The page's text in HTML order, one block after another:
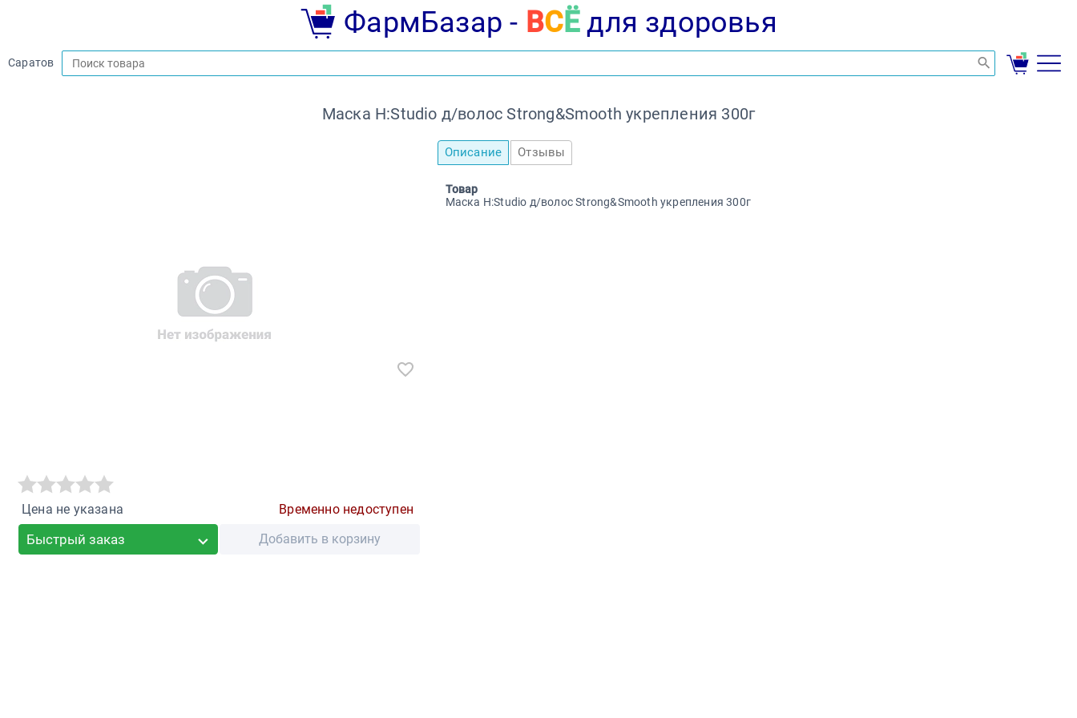
ФармБазар - ВСЁдля здоровья
Саратов
Маска H:Studio д/волос Strong&Smooth укрепления 300г
Цена не указана Временно недоступен
Быстрый заказ Добавить в корзину
Описание Отзывы
Товар
Маска H:Studio д/волос Strong&Smooth укрепления 300г